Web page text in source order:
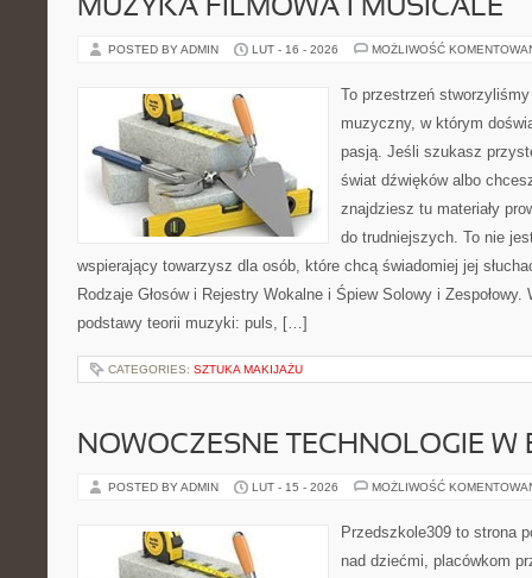
MUZYKA FILMOWA I MUSICALE
POSTED BY ADMIN LUT - 16 - 2026 MOŻLIWOŚĆ
To przestrzeń
muzyczny, w którym
pasją. Jeśli szukasz
świat dźwięków albo
znajdziesz tu materiały
do trudniejszych. To nie
wspierający towarzysz dla osób, które chcą świadomiej jej
Rodzaje Głosów i Rejestry Wokalne i Śpiew Solowy i
podstawy teorii muzyki: puls, […]
CATEGORIES: SZTUKA MAKIJAŻU
NOWOCZESNE TECHNOLOGIE W
POSTED BY ADMIN LUT - 15 - 2026 MOŻLIWOŚĆ
Przedszkole309 to strona
nad dziećmi, placówkom